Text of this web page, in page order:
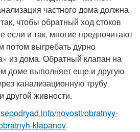
частного дома должна
чтобы обратный ход стоков
и так, многие предпочитают
потом выгребать дурно
из дома. Обратный клапан на
доме выполняет еще и другую
канализационную трубу
другой живности.
novosti/obratnyy-
klapanov